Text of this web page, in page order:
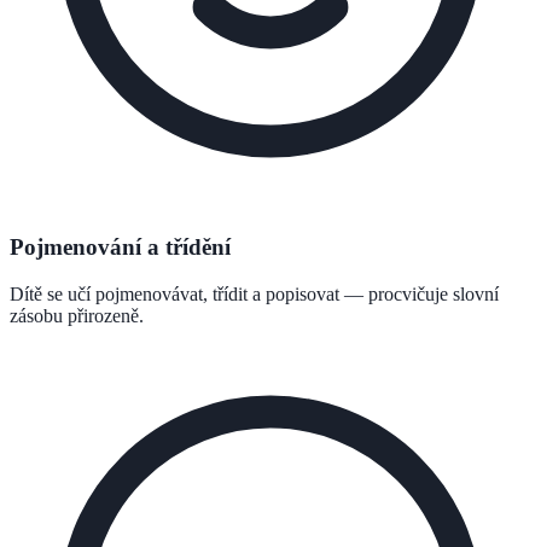
Pojmenování a třídění
Dítě se učí pojmenovávat, třídit a popisovat — procvičuje slovní
zásobu přirozeně.